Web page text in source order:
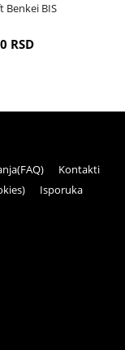
Benkei BIS
RSD
Kontakti
Isporuka